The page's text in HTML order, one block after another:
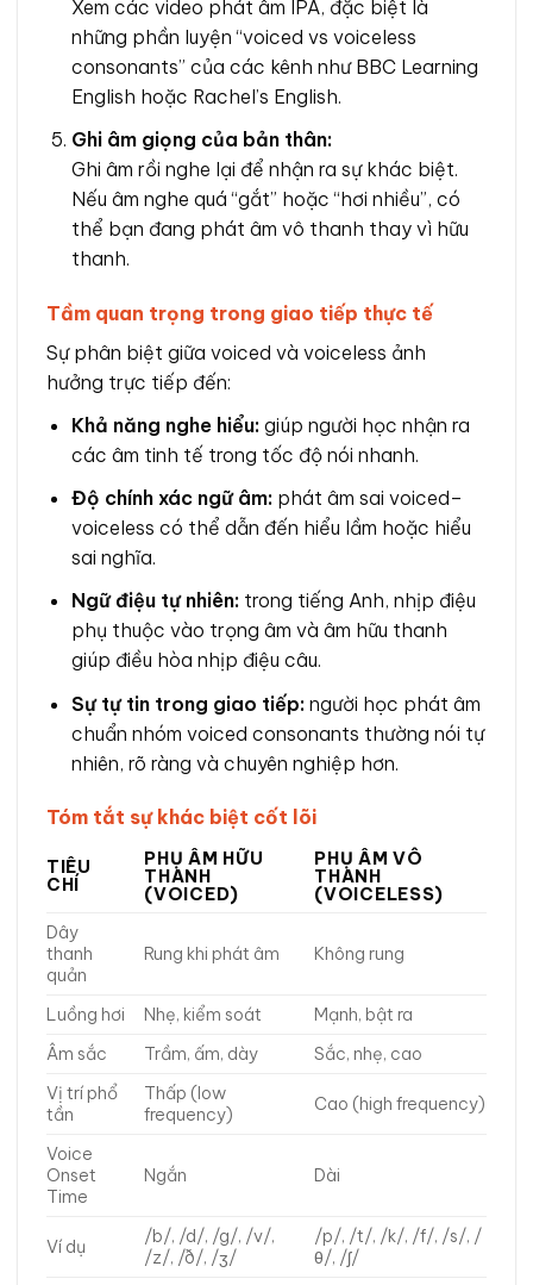
Xem các video phát âm IPA, đặc biệt là
những phần luyện “voiced vs voiceless
consonants” của các kênh như BBC Learning
English hoặc Rachel’s English.
Ghi âm giọng của bản thân:
Ghi âm rồi nghe lại để nhận ra sự khác biệt.
Nếu âm nghe quá “gắt” hoặc “hơi nhiều”, có
thể bạn đang phát âm vô thanh thay vì hữu
thanh.
Tầm quan trọng trong giao tiếp thực tế
Sự phân biệt giữa voiced và voiceless ảnh
hưởng trực tiếp đến:
Khả năng nghe hiểu:giúp người học nhận ra
các âm tinh tế trong tốc độ nói nhanh.
Độ chính xác ngữ âm:phát âm sai voiced–
voiceless có thể dẫn đến hiểu lầm hoặc hiểu
sai nghĩa.
Ngữ điệu tự nhiên:trong tiếng Anh, nhịp điệu
phụ thuộc vào trọng âm và âm hữu thanh
giúp điều hòa nhịp điệu câu.
Sự tự tin trong giao tiếp:người học phát âm
chuẩn nhóm voiced consonants thường nói tự
nhiên, rõ ràng và chuyên nghiệp hơn.
Tóm tắt sự khác biệt cốt lõi
TIÊU
CHÍ
PHỤ ÂM HỮU
THANH
(VOICED)
PHỤ ÂM VÔ
THANH
(VOICELESS)
Dây
thanh
quản
Rung khi phát âm Không rung
Luồng hơi Nhẹ, kiểm soát
Mạnh, bật ra
Âm sắc
Trầm, ấm, dày
Sắc, nhẹ, cao
Vị trí phổ
tần
Thấp (low
frequency)
Cao (high frequency)
Voice
Onset
Time
Ngắn Dài
Ví dụ
/b/, /d/, /g/, /v/,
/z/, /ð/, /ʒ/
/p/, /t/, /k/, /f/, /s/, /
θ/, /ʃ/